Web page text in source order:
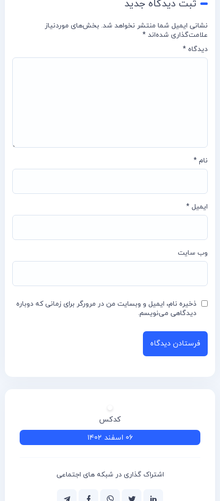
ثبت دیدگاه جدید
نشانی ایمیل شما منتشر نخواهد شد. بخش‌های موردنیاز
علامت‌گذاری شده‌اند *
دیدگاه *
نام *
ایمیل *
وب‌ سایت
ذخیره نام، ایمیل و وبسایت من در مرورگر برای زمانی که دوباره
دیدگاهی می‌نویسم.
کدکس
۰۶ اسفند ۱۴۰۲
اشتراک گذاری در شبکه های اجتماعی